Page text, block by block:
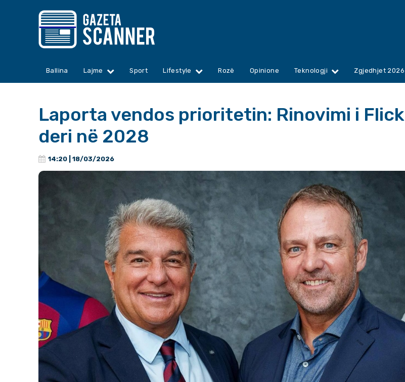
Ballina Lajme Sport Lifestyle Rozë Opinione Teknologji Zgjedhjet 2026
Laporta vendos prioritetin: Rinovimi i Flick
deri në 2028
14:20 | 18/03/2026